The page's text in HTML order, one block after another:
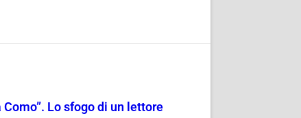
Lo sfogo di un lettore